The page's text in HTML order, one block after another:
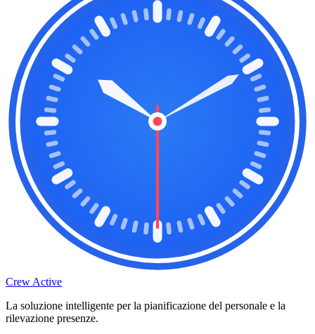
Crew Active
La soluzione intelligente per la pianificazione del personale e la
rilevazione presenze.